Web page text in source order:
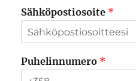
Sähköpostiosoite *
Puhelinnumero *